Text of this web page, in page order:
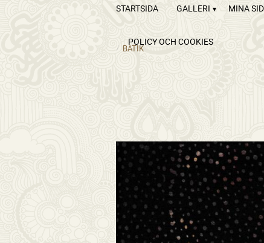
STARTSIDA GALLERI MINA
POLICY OCH COOKIES
BATIK